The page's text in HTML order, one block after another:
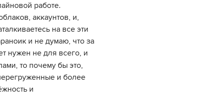
работе.
аккаунтов, и,
на все эти
и не думаю, что за
нужен не для всего, и
то почему бы это,
и более
и